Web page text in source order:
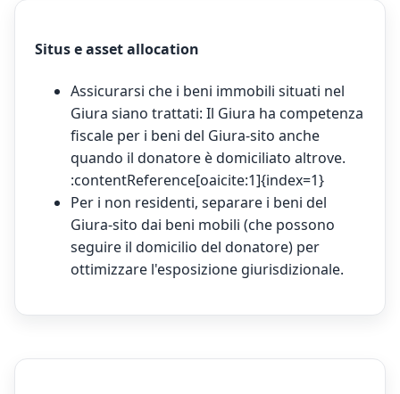
Situs e asset allocation
Assicurarsi che i beni immobili situati nel
Giura siano trattati: Il Giura ha competenza
fiscale per i beni del Giura-sito anche
quando il donatore è domiciliato altrove.
:contentReference[oaicite:1]{index=1}
Per i non residenti, separare i beni del
Giura-sito dai beni mobili (che possono
seguire il domicilio del donatore) per
ottimizzare l'esposizione giurisdizionale.